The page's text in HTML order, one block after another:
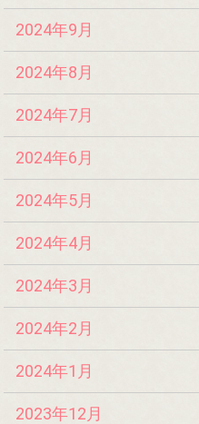
2024年9月
2024年8月
2024年7月
2024年6月
2024年5月
2024年4月
2024年3月
2024年2月
2024年1月
2023年12月